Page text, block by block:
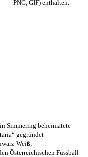
PNG, GIF) enthalten.
Simmering beheimatete
gegründet –
Weiß;
Österreichischen Fussball